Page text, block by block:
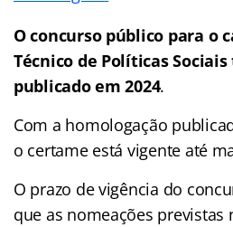
Oconcurso público para o
Técnico de Políticas Sociais
publicado em 2024.
Com a homologação
o certame está vigente até
O prazo de vigência do
que as nomeações previstas